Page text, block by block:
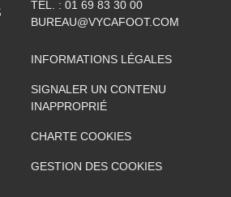
TÉL. : 01 69 83 30 00
BUREAU@VYCAFOOT.COM
INFORMATIONS LÉGALES
SIGNALER UN CONTENU
INAPPROPRIÉ
CHARTE COOKIES
GESTION DES COOKIES